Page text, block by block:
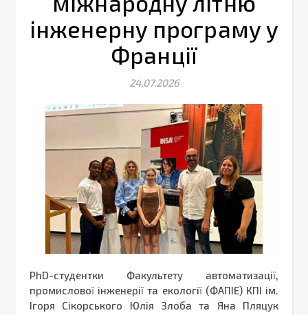
інженерну програму у
Франції
24.07.2026
PhD-студентки Факультету автоматизації,
промислової інженерії та екології (ФАПІЕ) КПІ ім.
Ігоря Сікорського Юлія Злоба та Яна Пляцук